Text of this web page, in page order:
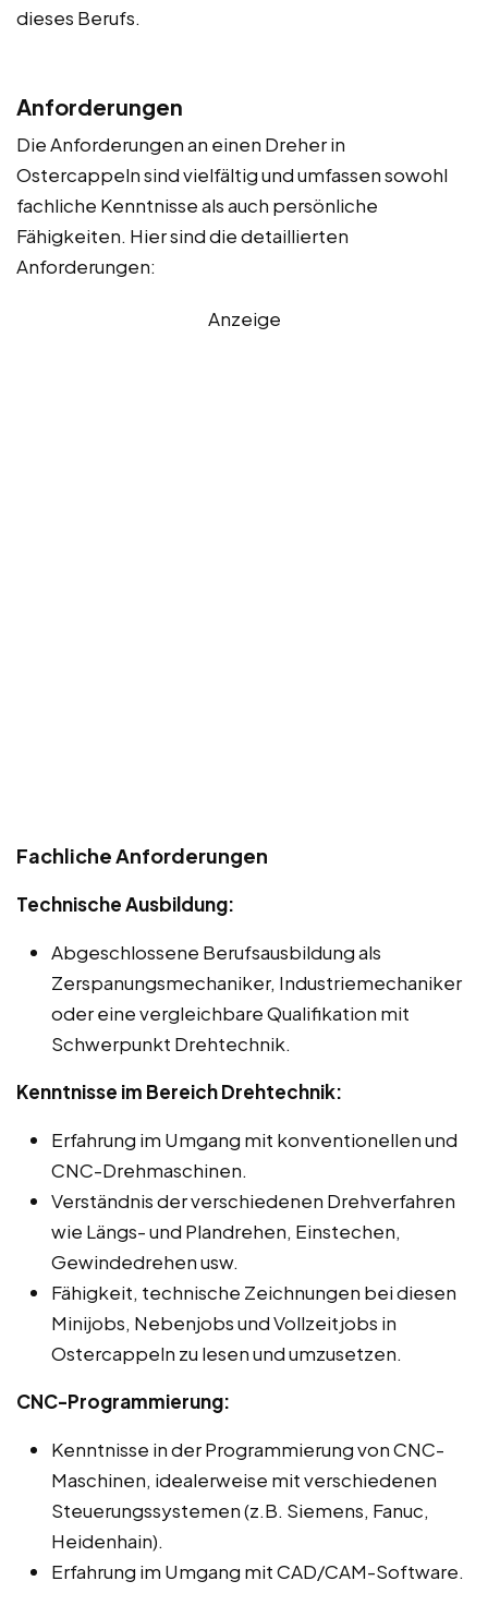
dieses Berufs.
Anforderungen
Die Anforderungen an einen Dreher in
Ostercappeln sind vielfältig und umfassen sowohl
fachliche Kenntnisse als auch persönliche
Fähigkeiten. Hier sind die detaillierten
Anforderungen:
Anzeige
Fachliche Anforderungen
Technische Ausbildung:
Abgeschlossene Berufsausbildung als
Zerspanungsmechaniker, Industriemechaniker
oder eine vergleichbare Qualifikation mit
Schwerpunkt Drehtechnik.
Kenntnisse im Bereich Drehtechnik:
Erfahrung im Umgang mit konventionellen und
CNC-Drehmaschinen.
Verständnis der verschiedenen Drehverfahren
wie Längs- und Plandrehen, Einstechen,
Gewindedrehen usw.
Fähigkeit, technische Zeichnungen bei diesen
Minijobs, Nebenjobs und Vollzeitjobs in
Ostercappeln zu lesen und umzusetzen.
CNC-Programmierung:
Kenntnisse in der Programmierung von CNC-
Maschinen, idealerweise mit verschiedenen
Steuerungssystemen (z.B. Siemens, Fanuc,
Heidenhain).
Erfahrung im Umgang mit CAD/CAM-Software.